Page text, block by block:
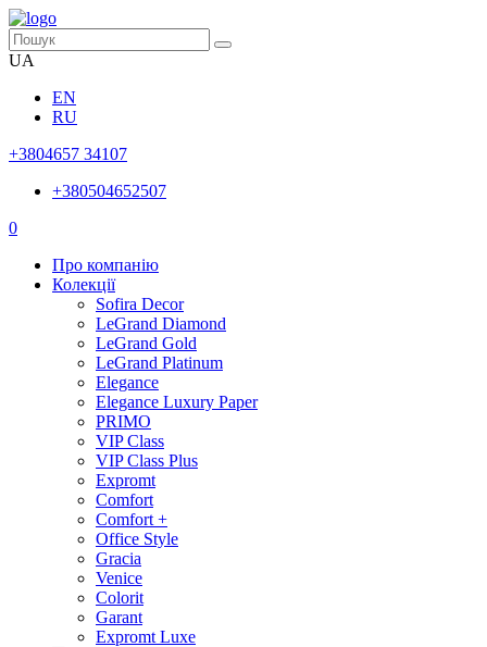
UA
EN
RU
+3804657 34107
+380504652507
0
Про компанію
Колекції
Sofira Decor
LeGrand Diamond
LeGrand Gold
LeGrand Platinum
Elegance
Elegance Luxury Paper
PRIMO
VIP Class
VIP Class Plus
Expromt
Comfort
Comfort +
Office Style
Gracia
Venice
Colorit
Garant
Expromt Luxe